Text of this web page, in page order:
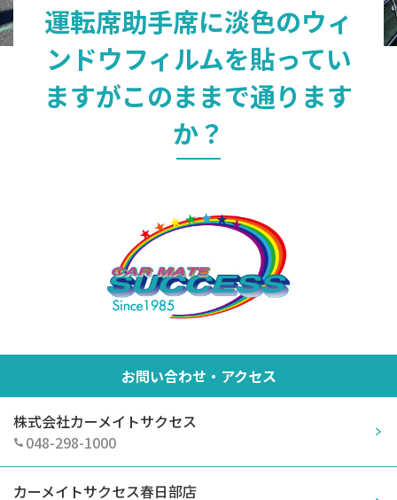
運転席助手席に淡色のウィ
ンドウフィルムを貼ってい
ますがこのままで通ります
か？
お問い合わせ・アクセス
株式会社カーメイトサクセス
048-298-1000
カーメイトサクセス春日部店